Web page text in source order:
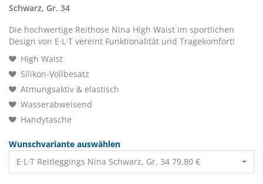
Schwarz, Gr. 34
Die hochwertige Reithose Nina High Waist im sportlichen
Design von E·L·T vereint Funktionalität und Tragekomfort!
High Waist
Silikon-Vollbesatz
Atmungsaktiv & elastisch
Wasserabweisend
Handytasche
Wunschvariante auswählen
E·L·T Reitleggings Nina Schwarz, Gr. 34 79,80 €